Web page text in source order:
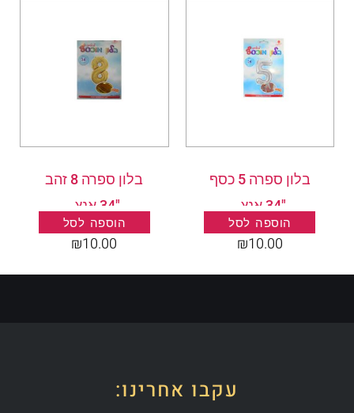
בלון ספרה 5 כסף
"34 אנץ .
הוספה לסל
₪10.00
בלון ספרה 8 זהב
"34 אנץ .
הוספה לסל
₪10.00
עקבו אחרינו: